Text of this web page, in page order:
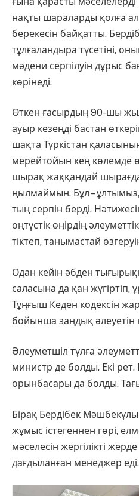
нақты шараларды қолға
берекесін байқатты.
тұлғаландыра түсетіні,
мәдени сер­пілуін дұрыс
көрінеді.
Өткен ғасырдың 90-шы
ауыр кезеңді бастан
шақта Түркістан
мерейтойын кең көлемде
шырақ жақ­қандай
ңылмаймын. Бұл –
тың серпін бер­ді.
оңтүстік өңірдің
тіктеп, таны­мас­тай
Одан кейін әбден
саласына да қан жүгіртіп,
Тұңғыш Кеден кодексін
бойынша заңдық әлеуетін
Әлеуметшіл тұлға
министр де бол­ды. Екі
орын­басары да болды.
Бірақ Бердібек
жұмыс істегеннен гөрі,
мә­селесін жергілікті
дағдыланған менеджер еді.